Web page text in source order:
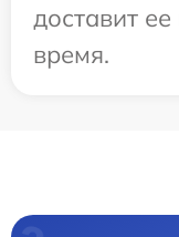
доставит
время.